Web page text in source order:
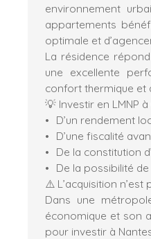
environnement
appartements
optimale et
La résidence
une excellente
confort thermique et
💡 Investir en LMNP
D’un rendement
D’une fiscalité
De la constitution
De la possibilité
⚠️ L’acquisition
Dans une
économique et son
pour investir à